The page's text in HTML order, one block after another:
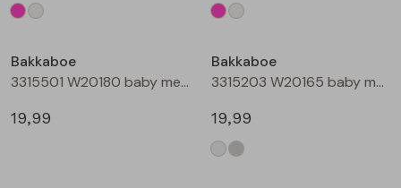
Bakkaboe
3315501 W20180 baby meisjes gilet/hesje Taupe
19,99
Bakkaboe
3315203 W20165 baby meisjes lange broek Cream
19,99